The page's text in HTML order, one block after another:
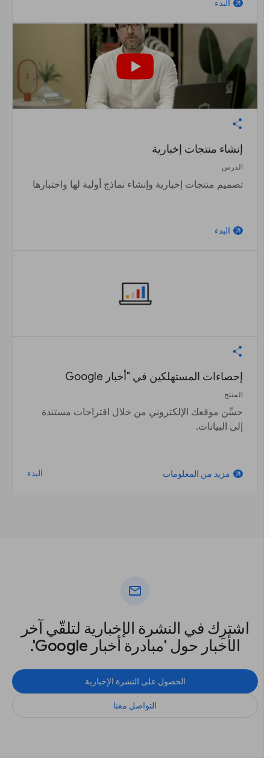
arrow_outward البدء
إنشاء منتجات إخبارية
الدرس
تصميم منتجات إخبارية وإنشاء نماذج أولية لها واختبارها
arrow_outward البدء
إحصاءات المستهلكين في "أخبار Google
المنتج
حسِّن موقعك الإلكتروني من خلال اقتراحات مستندة
إلى البيانات.
arrow_outward مزيد من المعلومات البدء
mail
اشترِك في النشرة الإخبارية لتلقّي آخر
الأخبار حول 'مبادرة أخبار Google'.
الحصول على النشرة الإخبارية
التواصل معنا